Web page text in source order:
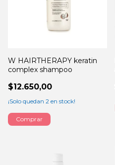
W HAIRTHERAPY keratin
complex shampoo
$12.650,00
¡Solo quedan 2 en stock!
Comprar